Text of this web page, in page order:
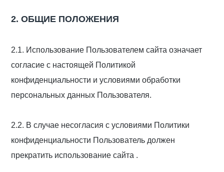
2. ОБЩИЕ ПОЛОЖЕНИЯ
2.1. Использование Пользователем сайта означает
согласие с настоящей Политикой
конфиденциальности и условиями обработки
персональных данных Пользователя.
2.2. В случае несогласия с условиями Политики
конфиденциальности Пользователь должен
прекратить использование сайта .